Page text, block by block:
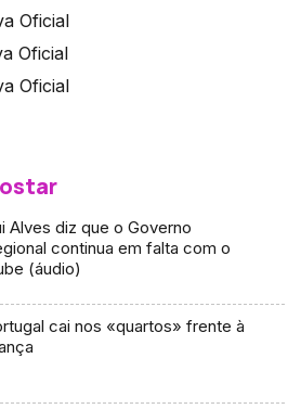
Oficial
Oficial
Oficial
Alves diz que o Governo
continua em falta com o
(áudio)
cai nos «quartos» frente à